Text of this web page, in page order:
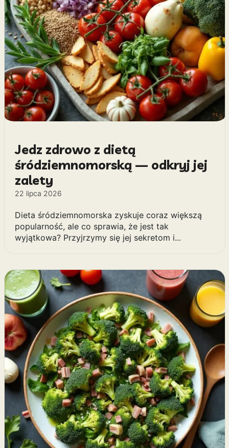
Jedz zdrowo z dietą
śródziemnomorską — odkryj jej
zalety
22 lipca 2026
Dieta śródziemnomorska zyskuje coraz większą
popularność, ale co sprawia, że jest tak
wyjątkowa? Przyjrzymy się jej sekretom i...